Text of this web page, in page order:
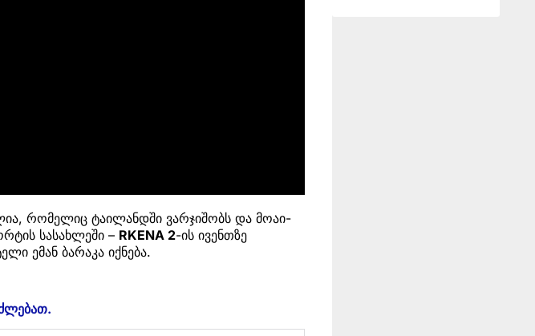
რომელიც ტაილანდში ვარჯიშობს და მოაი-
სასახლეში – RKENA 2-ის ივენთზე
ემან ბარაკა იქნება.